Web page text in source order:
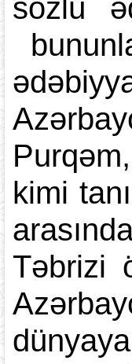
sözlü
kimi
Təbrizi